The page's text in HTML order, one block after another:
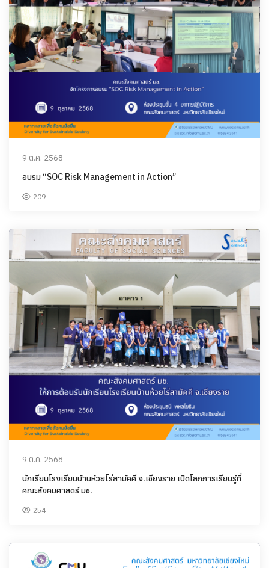
9 ต.ค. 2568
อบรม “SOC Risk Management in Action”
209
9 ต.ค. 2568
นักเรียนโรงเรียนบ้านห้วยไร่สามัคคี จ.เชียงราย เปิดโลกการเรียนรู้ที่
คณะสังคมศาสตร์ มช.
254